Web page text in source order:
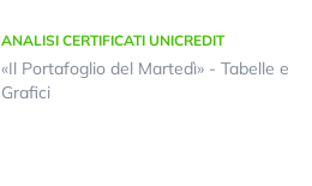
ANALISI CERTIFICATI UNICREDIT
«Il Portafoglio del Martedì» - Tabelle e
Grafici